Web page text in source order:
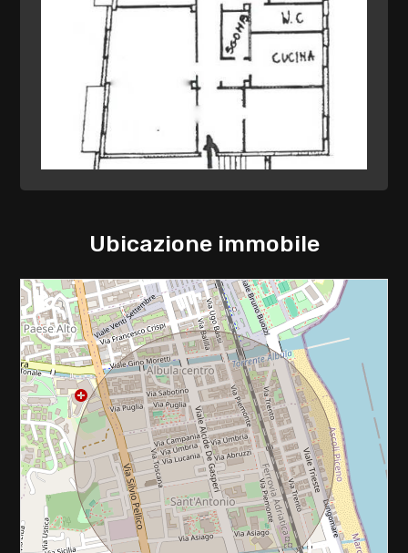
Ufficio Postale
Uffici comunali
Fermata autobus di linea
Ubicazione immobile
Posto auto/Box
Balcone/Terrazzo
Arredato
Nuova costruzione
Lusso